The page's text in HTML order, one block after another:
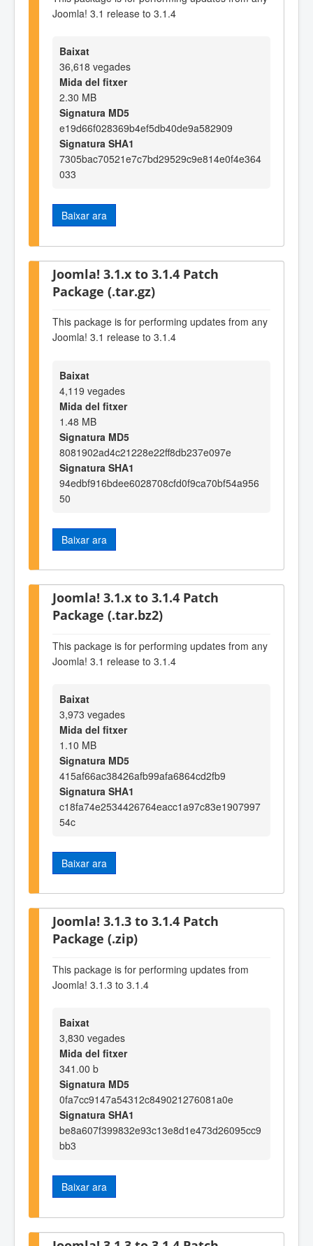
Joomla! 3.1 release to 3.1.4
Baixat
36,618 vegades
Mida del fitxer
2.30 MB
Signatura MD5
e19d66f028369b4ef5db40de9a582909
Signatura SHA1
7305bac70521e7c7bd29529c9e814e0f4e364
033
Baixar ara
Joomla! 3.1.x to 3.1.4 Patch
Package (.tar.gz)
This package is for performing updates from any
Joomla! 3.1 release to 3.1.4
Baixat
4,119 vegades
Mida del fitxer
1.48 MB
Signatura MD5
8081902ad4c21228e22ff8db237e097e
Signatura SHA1
94edbf916bdee6028708cfd0f9ca70bf54a956
50
Baixar ara
Joomla! 3.1.x to 3.1.4 Patch
Package (.tar.bz2)
This package is for performing updates from any
Joomla! 3.1 release to 3.1.4
Baixat
3,973 vegades
Mida del fitxer
1.10 MB
Signatura MD5
415af66ac38426afb99afa6864cd2fb9
Signatura SHA1
c18fa74e2534426764eacc1a97c83e1907997
54c
Baixar ara
Joomla! 3.1.3 to 3.1.4 Patch
Package (.zip)
This package is for performing updates from
Joomla! 3.1.3 to 3.1.4
Baixat
3,830 vegades
Mida del fitxer
341.00 b
Signatura MD5
0fa7cc9147a54312c849021276081a0e
Signatura SHA1
be8a607f399832e93c13e8d1e473d26095cc9
bb3
Baixar ara